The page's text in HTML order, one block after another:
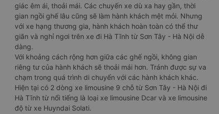
giác êm ái, thoải mái. Các chuyến xe dù xa hay gần, thời
gian ngồi ghế lâu cũng sẽ làm hành khách mệt mỏi. Nhưng
với xe hạng thương gia, hành khách hoàn toàn có thể thư
giãn và nghỉ ngơi trên xe đi Hà Tĩnh từ Sơn Tây - Hà Nội dễ
dàng.
Với khoảng cách rộng hơn giữa các ghế ngồi, không gian
riêng tư của hành khách sẽ thoải mái hơn. Tránh được sự va
chạm trong quá trình di chuyển với các hành khách khác.
Hiện tại có 2 dòng xe limousine 9 chỗ từ Sơn Tây - Hà Nội đi
Hà Tĩnh từ nổi tiếng là loại xe limousine Dcar và xe limousine
độ từ xe Huyndai Solati.